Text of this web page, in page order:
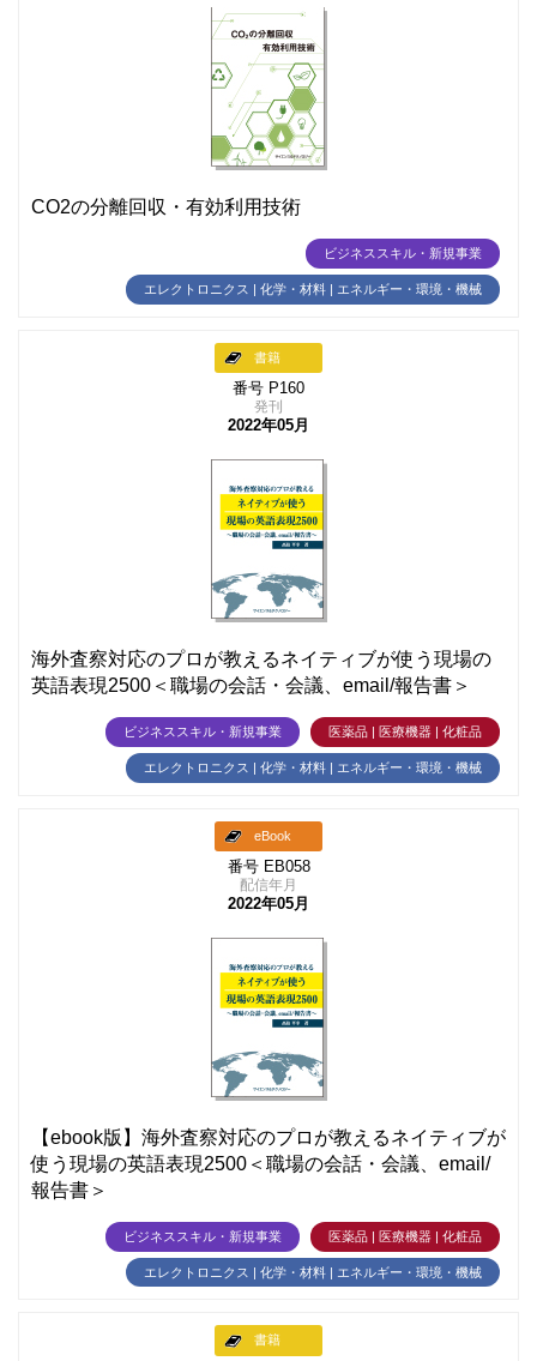
CO2の分離回収・有効利用技術
ビジネススキル・新規事業
エレクトロニクス | 化学・材料 | エネルギー・環境・機械
書籍
番号 P160
発刊
2022年05月
海外査察対応のプロが教えるネイティブが使う現場の
英語表現2500＜職場の会話・会議、email/報告書＞
ビジネススキル・新規事業 医薬品 | 医療機器 | 化粧品
エレクトロニクス | 化学・材料 | エネルギー・環境・機械
eBook
番号 EB058
配信年月
2022年05月
【ebook版】海外査察対応のプロが教えるネイティブが
使う現場の英語表現2500＜職場の会話・会議、email/
報告書＞
ビジネススキル・新規事業 医薬品 | 医療機器 | 化粧品
エレクトロニクス | 化学・材料 | エネルギー・環境・機械
書籍